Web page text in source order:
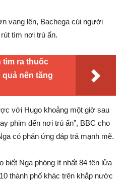
vang lên, Bachega cúi người
tìm nơi trú ẩn.
tìm ra thuốc
quả nên tăng
với Hugo khoảng một giờ sau
phim đến nơi trú ẩn”, BBC cho
có phản ứng đáp trả mạnh mẽ.
biết Nga phóng ít nhất 84 tên lửa
thành phố khác trên khắp nước